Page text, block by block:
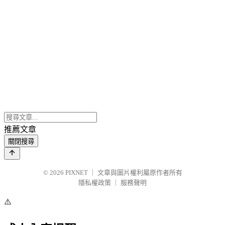
推薦文章
關閉搜尋
© 2026 PIXNET
文章與圖片權利屬原作者所有
隱私權政策
服務聲明
⚠️